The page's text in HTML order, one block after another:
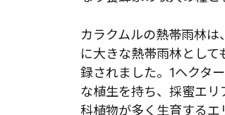
カラクムルの熱帯雨林
に大きな熱帯雨林とし
録されました。1ヘクタ
な植生を持ち、採蜜エ
科植物が多く生育するエ